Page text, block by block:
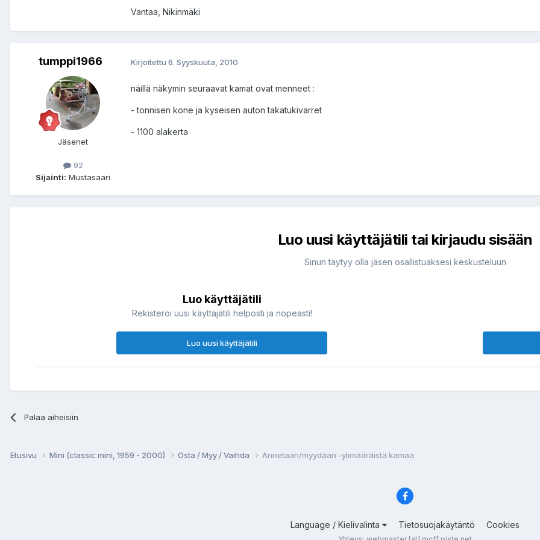
Vantaa, Nikinmäki
tumppi1966
Jäsenet
92
Sijainti: Mustasaari
Kirjoitettu 6. Syyskuuta, 2010
näillä näkymin seuraavat kamat ovat menneet :
- tonnisen kone ja kyseisen auton takatukivarret
- 1100 alakerta
Luo uusi käyttäjätili tai kirjaudu sisään
Sinun täytyy olla jäsen osallistuaksesi keskusteluun
Luo käyttäjätili
Rekisteröi uusi käyttäjätili helposti ja nopeasti!
Luo uusi käyttäjätili
Palaa aiheisiin
Etusivu Mini (classic mini, 1959 - 2000) Osta / Myy / Vaihda Annetaan/myydään -ylimääräistä kamaa
Language / Kielivalinta Tietosuojakäytäntö Cookies